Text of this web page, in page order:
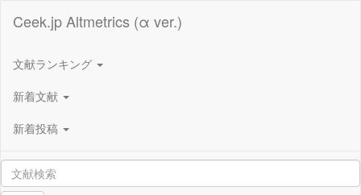
Ceek.jp Altmetrics (α ver.)
文献ランキング
新着文献
新着投稿